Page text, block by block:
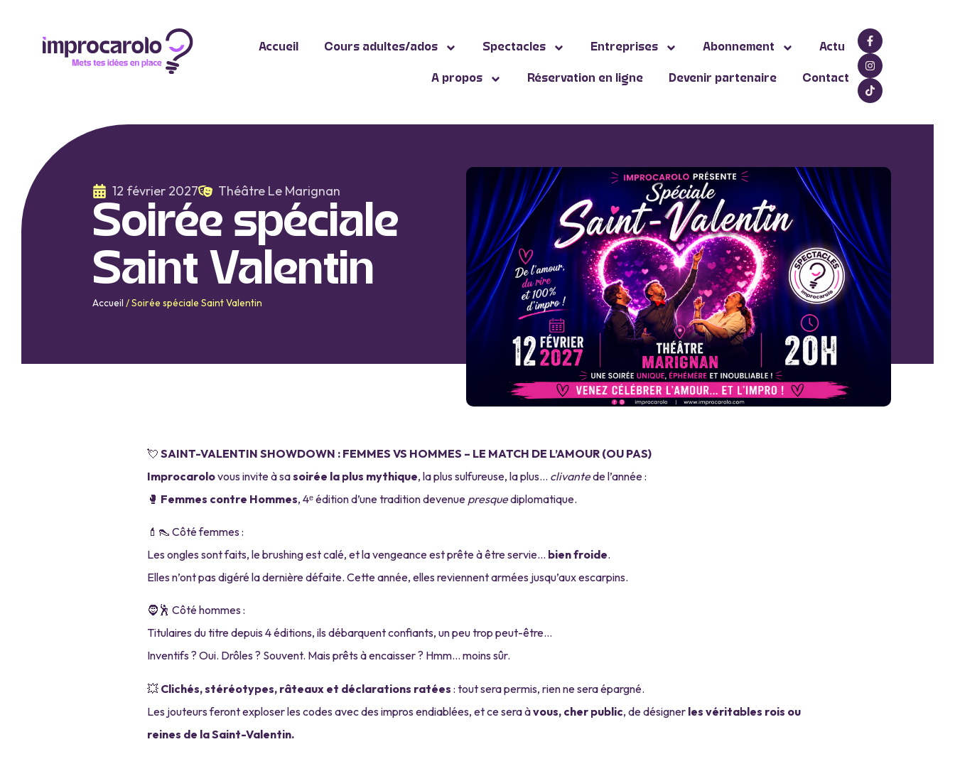
Accueil Cours adultes/ados Spectacles Entreprises Abonnement Actu
A propos Réservation en ligne Devenir partenaire Contact
12 février 2027 Théâtre Le Marignan
Soirée spéciale
Saint Valentin
Accueil /Soirée spéciale Saint Valentin
💘 SAINT-VALENTIN SHOWDOWN : FEMMES VS HOMMES – LE MATCH DE L’AMOUR (OU PAS)
Improcarolovous invite à sasoirée la plus mythique, la plus sulfureuse, la plus… clivantede l’année :
🥊 Femmes contre Hommes, 4ᵉ édition d’une tradition devenue presquediplomatique.
💄👠 Côté femmes :
Les ongles sont faits, le brushing est calé, et la vengeance est prête à être servie… bien froide.
Elles n’ont pas digéré la dernière défaite. Cette année, elles reviennent armées jusqu’aux escarpins.
🧔🕺 Côté hommes :
Titulaires du titre depuis 4 éditions, ils débarquent confiants, un peu trop peut-être…
Inventifs ? Oui. Drôles ? Souvent. Mais prêts à encaisser ? Hmm… moins sûr.
💥 Clichés, stéréotypes, râteaux et déclarations ratées : tout sera permis, rien ne sera épargné.
Les jouteurs feront exploser les codes avec des impros endiablées, et ce sera àvous, cher public, de désigner les véritables rois ou
reines de la Saint-Valentin.